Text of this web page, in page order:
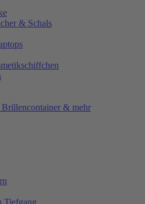
& Schals
Brillencontainer & mehr
Tiefgang